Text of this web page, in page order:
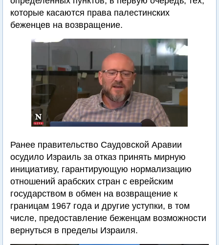
которые касаются права палестинских
беженцев на возвращение.
Ранее правительство Саудовской Аравии
осудило Израиль за отказ принять мирную
инициативу, гарантирующую нормализацию
отношений арабских стран с еврейским
государством в обмен на возвращение к
границам 1967 года и другие уступки, в том
числе, предоставление беженцам возможности
вернуться в пределы Израиля.